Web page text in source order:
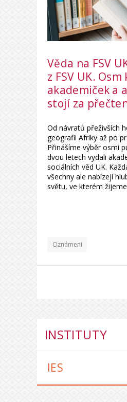
Věda na FSV
z FSV UK.
akademiček a
stojí za
Od návratů přeživších
geografii Afriky až po
Přinášíme výběr osmi
dvou letech vydali
sociálních věd UK.
všechny ale nabízejí
světu, ve kterém
Oznámení
INSTITUTY
IES